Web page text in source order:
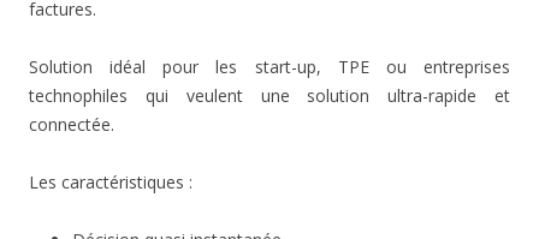
factures.
Solution idéal pour les start-up, TPE ou entreprises
technophiles qui veulent une solution ultra-rapide et
connectée.
Les caractéristiques :